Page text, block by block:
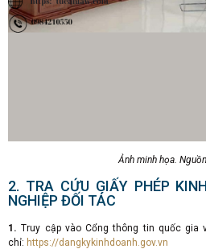
Ảnh minh họa.
2. TRA CỨU GIẤY PHÉP
NGHIỆP ĐỐI TÁC
1. Truy cập vào Cổng thông tin quốc gia
chỉ: https://dangkykinhdoanh.gov.vn